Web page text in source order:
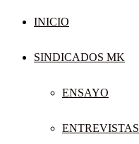
INICIO
SINDICADOS MK
ENSAYO
ENTREVISTAS